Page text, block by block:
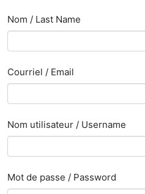
Nom / Last Name
Courriel / Email
Nom utilisateur / Username
Mot de passe / Password